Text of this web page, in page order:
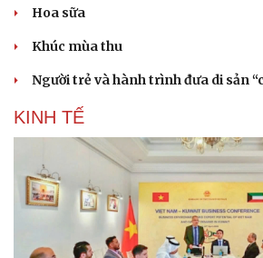
Hoa sữa
Khúc mùa thu
Người trẻ và hành trình đưa di sản
KINH TẾ